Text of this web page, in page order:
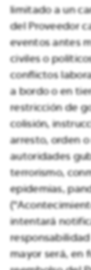
limitado a un
del Proveedor
eventos antes
civiles o
conflictos
a bordo o en
restricción de
colisión,
arresto, orden
autoridades
terrorismo,
epidemias,
intentará
mayor será, en